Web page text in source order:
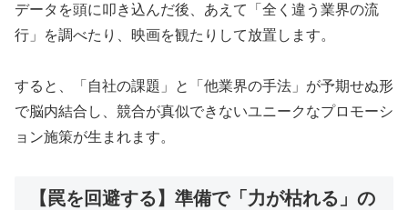
データを頭に叩き込んだ後、あえて「全く違う業界の流
行」を調べたり、映画を観たりして放置します。
すると、「自社の課題」と「他業界の手法」が予期せぬ形
で脳内結合し、競合が真似できないユニークなプロモーシ
ョン施策が生まれます。
【罠を回避する】準備で「力が枯れる」の